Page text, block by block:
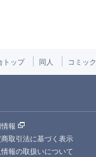
トップ 同人 コミッ
報
取引法に基づく表示
報の取扱いについて